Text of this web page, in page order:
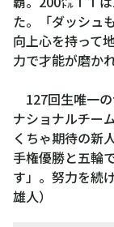
た。「ダッシュ
向上心を持って
力で才能が磨かれ
127回生唯一
ナショナルチー
くちゃ期待の新
手権優勝と五輪
す」。努力を続
雄人）